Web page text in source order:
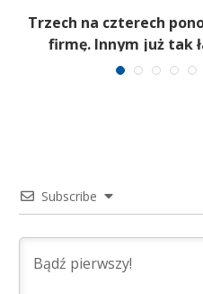
Trzech na czterech
firmę. Innym już tak
Subscribe